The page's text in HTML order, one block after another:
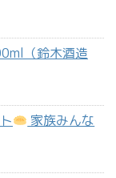
（鈴木酒造
家族みんな